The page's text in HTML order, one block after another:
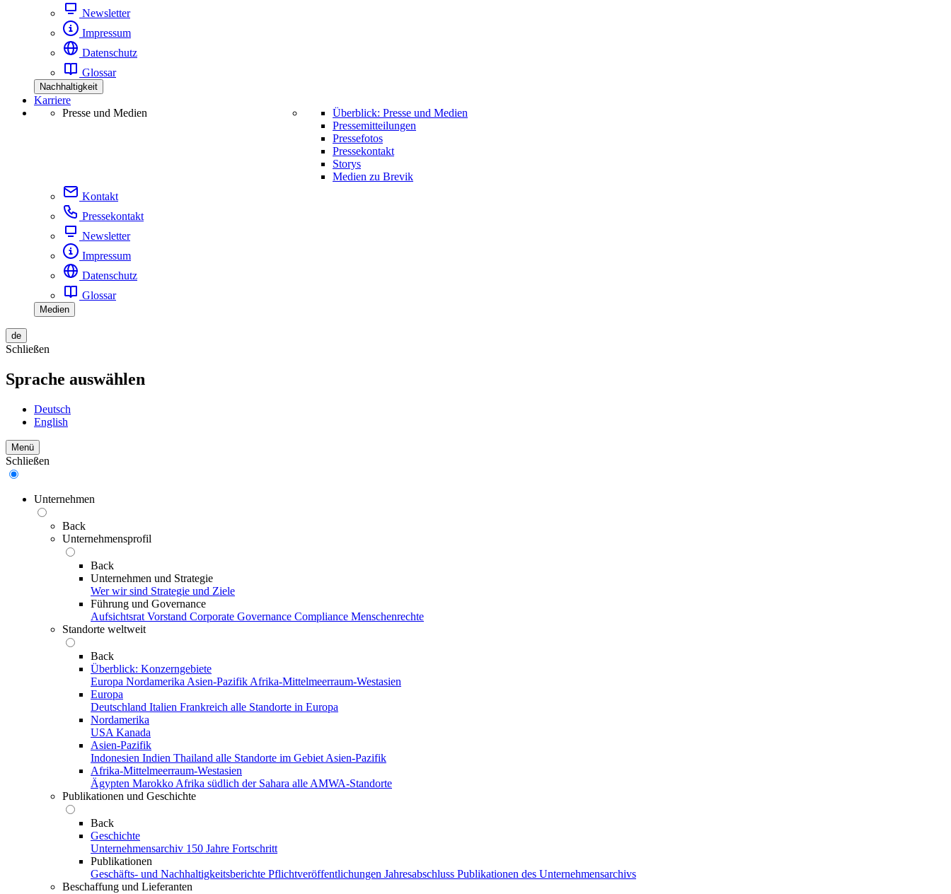
Newsletter
Impressum
Datenschutz
Glossar
Nachhaltigkeit
Karriere
Presse und Medien
Überblick: Presse und Medien
Pressemitteilungen
Pressefotos
Pressekontakt
Storys
Medien zu Brevik
Kontakt
Pressekontakt
Newsletter
Impressum
Datenschutz
Glossar
Medien
de
Schließen
Sprache auswählen
Deutsch
English
Menü
Schließen
Unternehmen
Back
Unternehmensprofil
Back
Unternehmen und Strategie
Wer wir sind Strategie und Ziele
Führung und Governance
Aufsichtsrat Vorstand Corporate Governance Compliance Menschenrechte
Standorte weltweit
Back
Überblick: Konzerngebiete
Europa Nordamerika Asien-Pazifik Afrika-Mittelmeerraum-Westasien
Europa
Deutschland Italien Frankreich alle Standorte in Europa
Nordamerika
USA Kanada
Asien-Pazifik
Indonesien Indien Thailand alle Standorte im Gebiet Asien-Pazifik
Afrika-Mittelmeerraum-Westasien
Ägypten Marokko Afrika südlich der Sahara alle AMWA-Standorte
Publikationen und Geschichte
Back
Geschichte
Unternehmensarchiv 150 Jahre Fortschritt
Publikationen
Geschäfts- und Nachhaltigkeitsberichte Pflichtveröffentlichungen Jahresabschluss Publikationen des Unternehmensarchivs
Beschaffung und Lieferanten